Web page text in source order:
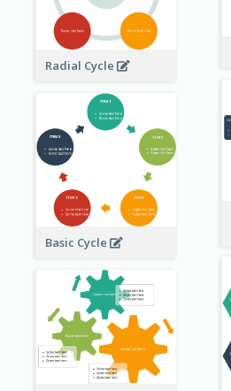
Radial Cycle
Basic Cycle